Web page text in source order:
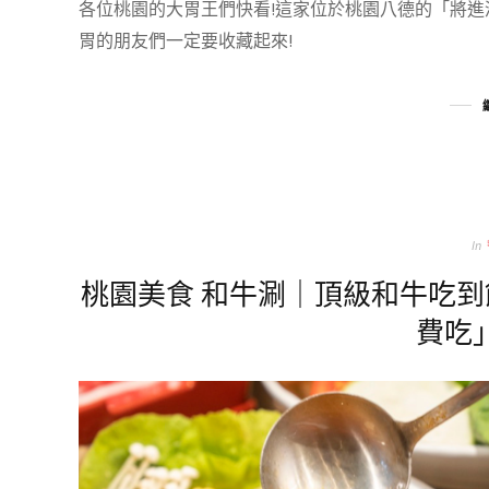
各位桃園的大胃王們快看!這家位於桃園八德的「將
胃的朋友們一定要收藏起來!
In
桃園美食 和牛涮｜頂級和牛吃
費吃